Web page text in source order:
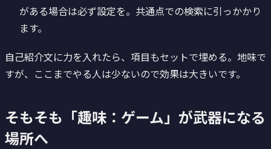
がある場合は必ず設定を。共通点での検索に引っかかり
ます。
自己紹介文に力を入れたら、項目もセットで埋める。地味で
すが、ここまでやる人は少ないので効果は大きいです。
そもそも「趣味：ゲーム」が武器になる
場所へ